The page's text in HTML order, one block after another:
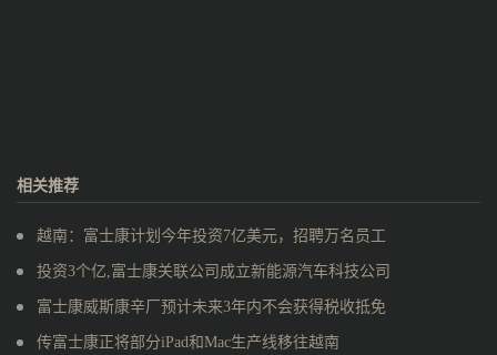
相关推荐
越南：富士康计划今年投资7亿美元，招聘万名员工
投资3个亿,富士康关联公司成立新能源汽车科技公司
富士康威斯康辛厂预计未来3年内不会获得税收抵免
传富士康正将部分iPad和Mac生产线移往越南